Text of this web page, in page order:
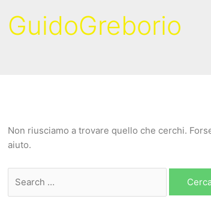
GuidoGreborio
Non riusciamo a trovare quello che cerchi.
aiuto.